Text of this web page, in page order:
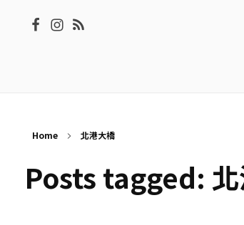
Home 北港大橋
Posts tagged: